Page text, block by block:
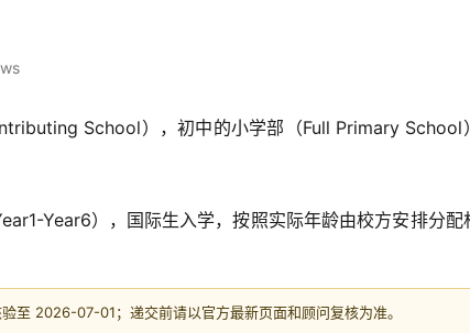
School），初中的小学部（Full Primary School
Year6），国际生入学，按照实际年龄由校方安排分配
至 2026-07-01；递交前请以官方最新页面和顾问复核为准。